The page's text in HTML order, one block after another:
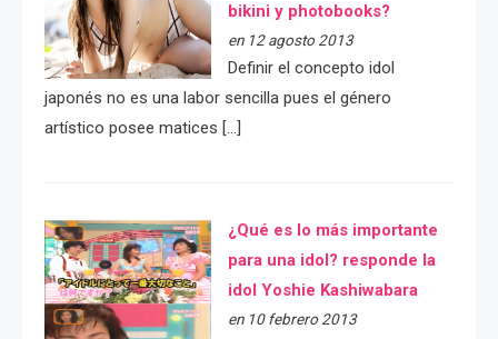
bikini y photobooks?
en 12 agosto 2013
Definir el concepto idol
japonés no es una labor sencilla pues el género
artístico posee matices […]
¿Qué es lo más importante
para una idol? responde la
idol Yoshie Kashiwabara
en 10 febrero 2013